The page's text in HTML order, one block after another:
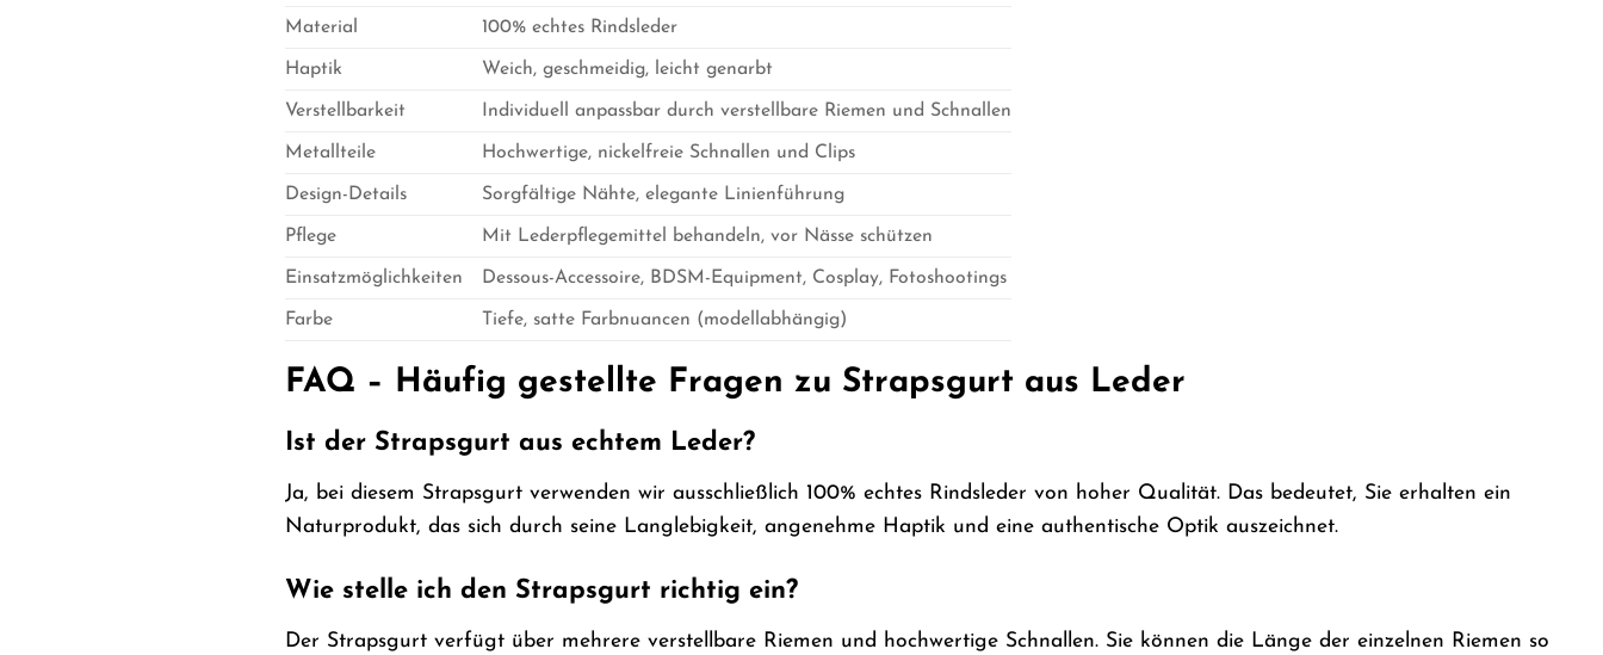
Material 100% echtes Rindsleder
Haptik Weich, geschmeidig, leicht genarbt
Verstellbarkeit Individuell anpassbar durch verstellbare Riemen und Schnallen
Metallteile Hochwertige, nickelfreie Schnallen und Clips
Design-Details Sorgfältige Nähte, elegante Linienführung
Pflege Mit Lederpflegemittel behandeln, vor Nässe schützen
Einsatzmöglichkeiten Dessous-Accessoire, BDSM-Equipment, Cosplay, Fotoshootings
Farbe Tiefe, satte Farbnuancen (modellabhängig)
FAQ – Häufig gestellte Fragen zu Strapsgurt aus Leder
Ist der Strapsgurt aus echtem Leder?
Ja, bei diesem Strapsgurt verwenden wir ausschließlich 100% echtes Rindsleder von hoher Qualität. Das bedeutet, Sie erhalten ein
Naturprodukt, das sich durch seine Langlebigkeit, angenehme Haptik und eine authentische Optik auszeichnet.
Wie stelle ich den Strapsgurt richtig ein?
Der Strapsgurt verfügt über mehrere verstellbare Riemen und hochwertige Schnallen. Sie können die Länge der einzelnen Riemen so